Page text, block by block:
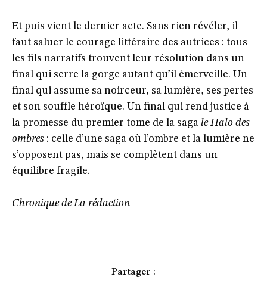
Et puis vient le dernier acte. Sans rien révéler, il
faut saluer le courage littéraire des autrices : tous
les fils narratifs trouvent leur résolution dans un
final qui serre la gorge autant qu’il émerveille. Un
final qui assume sa noirceur, sa lumière, ses pertes
et son souffle héroïque. Un final qui rend justice à
la promesse du premier tome de la saga le Halo des
ombres : celle d’une saga où l’ombre et la lumière ne
s’opposent pas, mais se complètent dans un
équilibre fragile.
Chronique deLa rédaction
Partager :